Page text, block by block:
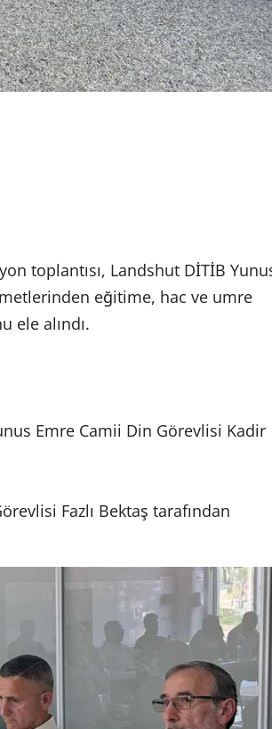
toplantısı, Landshut DİTİB
eğitime, hac ve umre
ele alındı.
Emre Camii Din Görevlisi Kadir
Fazlı Bektaş tarafından